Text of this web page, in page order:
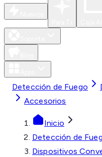
Detección de Fuego
Accesorios
Inicio
Detección de
Dispositivos